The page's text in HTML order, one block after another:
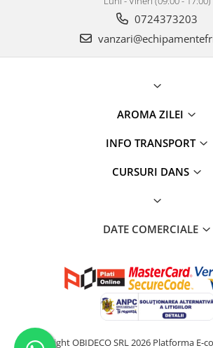
0724373203
AROMA ZILEI
INFO TRANSPORT
CURSURI DANS
DATE COMERCIALE
©Copyright OBIDECO SRL 2026 Platforma E-